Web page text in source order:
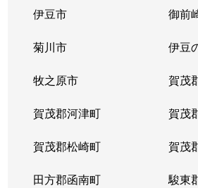
伊豆市 御前
菊川市 伊豆
牧之原市 賀茂
賀茂郡河津町 賀茂
賀茂郡松崎町 賀茂
田方郡函南町 駿東